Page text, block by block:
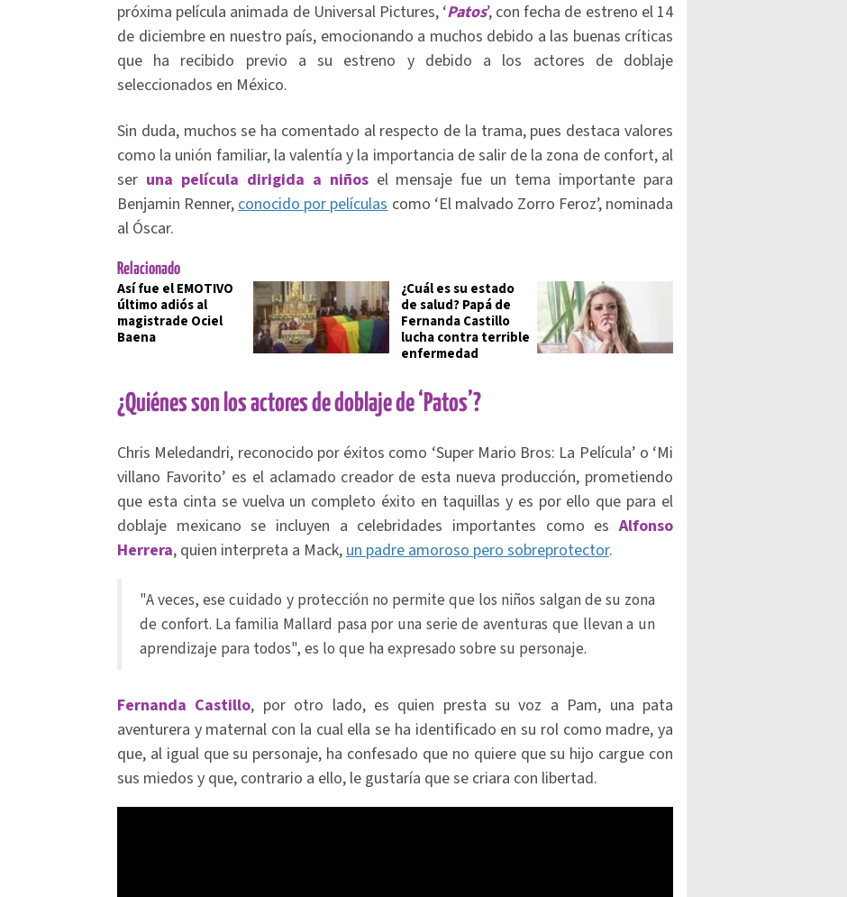
próxima película animada de Universal Pictures, ‘Patos’, con fecha de estreno el 14
de diciembre en nuestro país, emocionando a muchos debido a las buenas críticas
que ha recibido previo a su estreno y debido a los actores de doblaje
seleccionados en México.
Sin duda, muchos se ha comentado al respecto de la trama, pues destaca valores
como la unión familiar, la valentía y la importancia de salir de la zona de confort, al
ser una película dirigida a niñosel mensaje fue un tema importante para
Benjamin Renner,conocido por películascomo ‘El malvado Zorro Feroz’, nominada
al Óscar.
Relacionado
Así fue el EMOTIVO
último adiós al
magistrade Ociel
Baena
¿Cuál es su estado
de salud? Papá de
Fernanda Castillo
lucha contra terrible
enfermedad
¿Quiénes son los actores de doblaje de ‘Patos’?
Chris Meledandri, reconocido por éxitos como ‘Super Mario Bros: La Película’ o ‘Mi
villano Favorito’ es el aclamado creador de esta nueva producción, prometiendo
que esta cinta se vuelva un completo éxito en taquillas y es por ello que para el
doblaje mexicano se incluyen a celebridades importantes como esAlfonso
Herrera, quien interpreta a Mack,un padre amoroso pero sobreprotector.
"A veces, ese cuidado y protección no permite que los niños salgan de su zona
de confort. La familia Mallard pasa por una serie de aventuras que llevan a un
aprendizaje para todos", es lo que ha expresado sobre su personaje.
Fernanda Castillo, por otro lado, es quien presta su voz a Pam, una pata
aventurera y maternal con la cual ella se ha identificado en su rol como madre, ya
que, al igual que su personaje, ha confesado que no quiere que su hijo cargue con
sus miedos y que, contrario a ello, le gustaría que se criara con libertad.